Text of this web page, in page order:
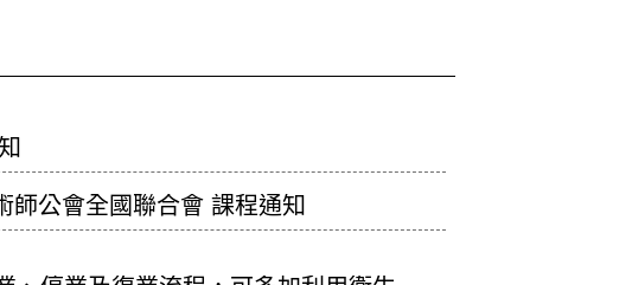
師公會全國聯合會 課程通知